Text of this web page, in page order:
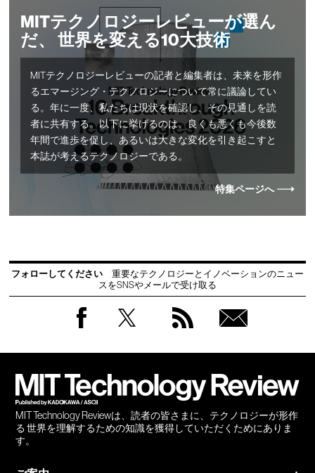
MITテクノロジーレビューが選ん
だ、 世界を変える10大技術
MITテクノロジーレビューの記者と編集者は、未来を形作
るエマージング・テクノロジーについて常に議論してい
る。年に一度、私たちは現状を確認し、その見通しを読
者に共有する。以下に挙げるのは、良くも悪くも今後数
年間で進歩を促し、あるいは大きな変化を引き起こすと
本誌が考えるテクノロジーである。
特集ページへ
フォローしてください
重要なテクノロジーとイノベーションのニュー
スをSNSやメールで受け取る
MIT Technology Reviewは、読者の皆さまに、テクノロジーが形作
る 世界を理解するための知識を獲得していただくためにありま
す。